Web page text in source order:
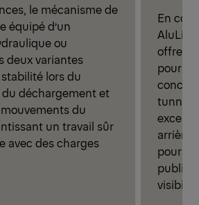
le mécanisme de
équipé d’un
ou
deux variantes
lors du
déchargement et
du
un travail sûr
avec des charges
En
AluLite
offre
pour
tunnel
arrière
pour le